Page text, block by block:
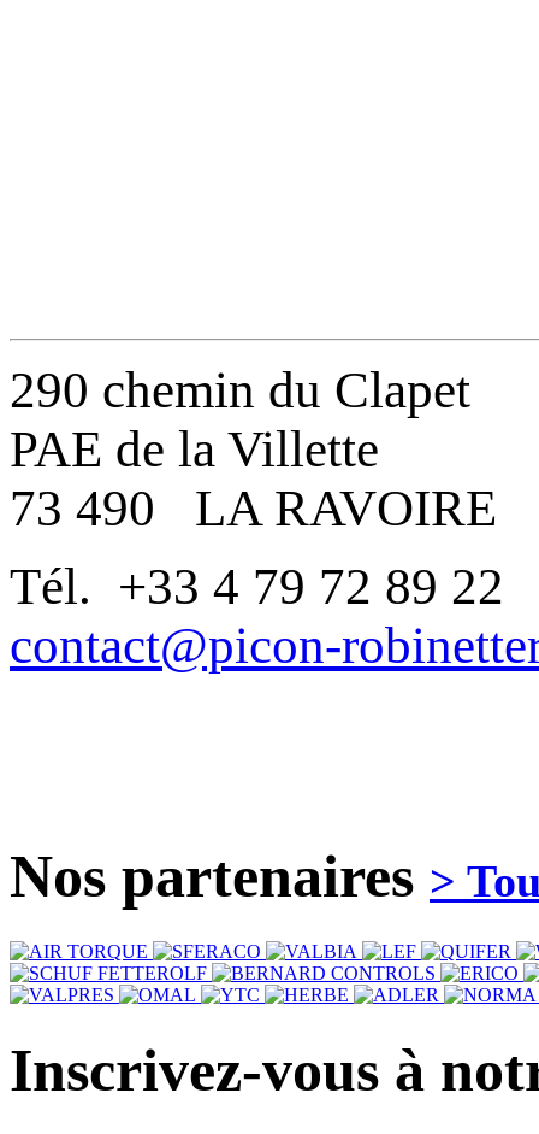
290 chemin du Clapet
PAE de la Villette
73 490 LA RAVOIRE
Tél. +33 4 79 72 89 22
contact@picon-
Nos partenaires >
Inscrivez-vous à